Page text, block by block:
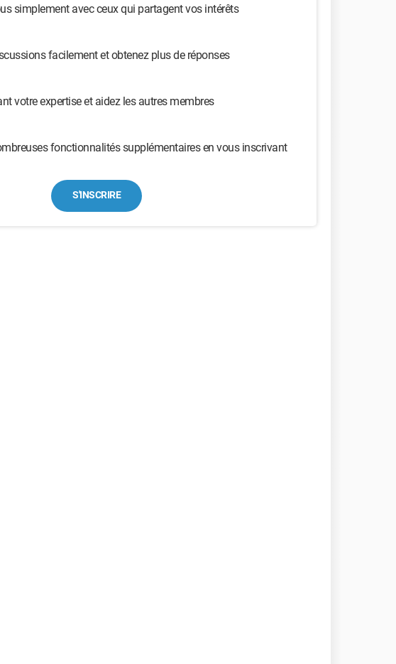
simplement avec ceux qui partagent vos intérêts
facilement et obtenez plus de réponses
votre expertise et aidez les autres membres
fonctionnalités supplémentaires en vous inscrivant
S'INSCRIRE